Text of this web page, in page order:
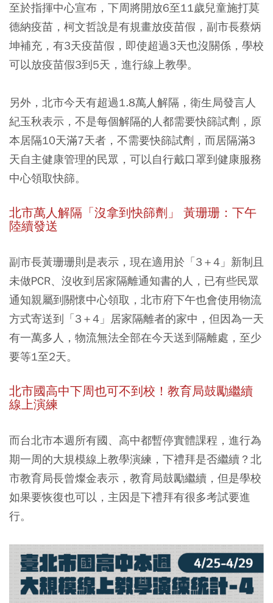
至於指揮中心宣布，下周將開放6至11歲兒童施打莫
德納疫苗，柯文哲說是有規畫放疫苗假，副市長蔡炳
坤補充，有3天疫苗假，即使超過3天也沒關係，學校
可以放疫苗假3到5天，進行線上教學。
另外，北市今天有超過1.8萬人解隔，衛生局發言人
紀玉秋表示，不是每個解隔的人都需要快篩試劑，原
本居隔10天滿7天者，不需要快篩試劑，而居隔滿3
天自主健康管理的民眾，可以自行戴口罩到健康服務
中心領取快篩。
北市萬人解隔「沒拿到快篩劑」 黃珊珊：下午
陸續發送
副市長黃珊珊則是表示，現在適用於「3＋4」新制且
未做PCR、沒收到居家隔離通知書的人，已有些民眾
通知親屬到關懷中心領取，北市府下午也會使用物流
方式寄送到「3＋4」居家隔離者的家中，但因為一天
有一萬多人，物流無法全部在今天送到隔離處，至少
要等1至2天。
北市國高中下周也可不到校！教育局鼓勵繼續
線上演練
而台北市本週所有國、高中都暫停實體課程，進行為
期一周的大規模線上教學演練，下禮拜是否繼續？北
市教育局長曾燦金表示，教育局鼓勵繼續，但是學校
如果要恢復也可以，主因是下禮拜有很多考試要進
行。